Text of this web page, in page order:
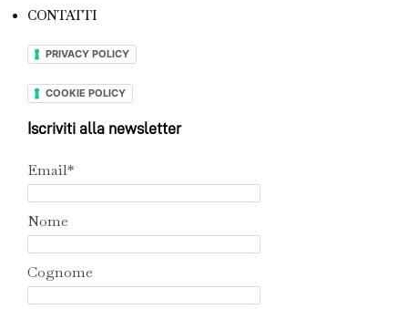
CONTATTI
PRIVACY POLICY
COOKIE POLICY
Iscriviti alla newsletter
Email*
Nome
Cognome